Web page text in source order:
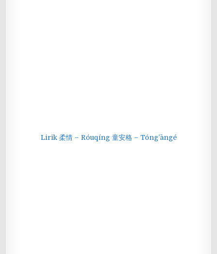
Lirik 柔情 – Róuqíng 童安格 – Tóng’āngé